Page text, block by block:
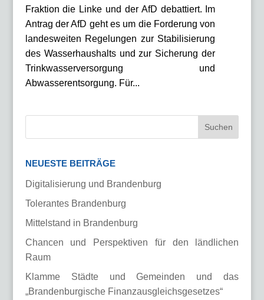
Fraktion die Linke und der AfD debattiert. Im
Antrag der AfD geht es um die Forderung von
landesweiten Regelungen zur Stabilisierung
des Wasserhaushalts und zur Sicherung der
Trinkwasserversorgung und
Abwasserentsorgung. Für...
NEUESTE BEITRÄGE
Digitalisierung und Brandenburg
Tolerantes Brandenburg
Mittelstand in Brandenburg
Chancen und Perspektiven für den ländlichen
Raum
Klamme Städte und Gemeinden und das
„Brandenburgische Finanzausgleichsgesetzes“